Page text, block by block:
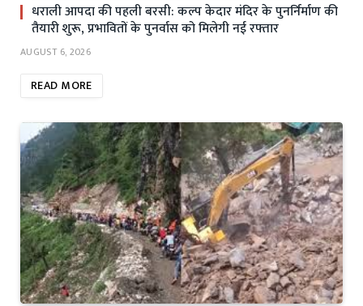
धराली आपदा की पहली बरसी: कल्प केदार मंदिर के पुनर्निर्माण की
तैयारी शुरू, प्रभावितों के पुनर्वास को मिलेगी नई रफ्तार
AUGUST 6, 2026
READ MORE